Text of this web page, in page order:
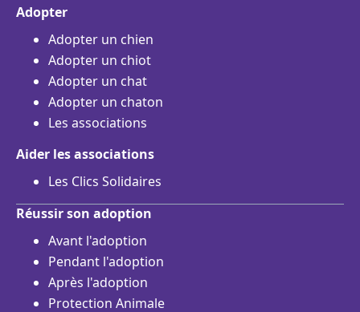
Adopter
Adopter un chien
Adopter un chiot
Adopter un chat
Adopter un chaton
Les associations
Aider les associations
Les Clics Solidaires
Réussir son adoption
Avant l'adoption
Pendant l'adoption
Après l'adoption
Protection Animale